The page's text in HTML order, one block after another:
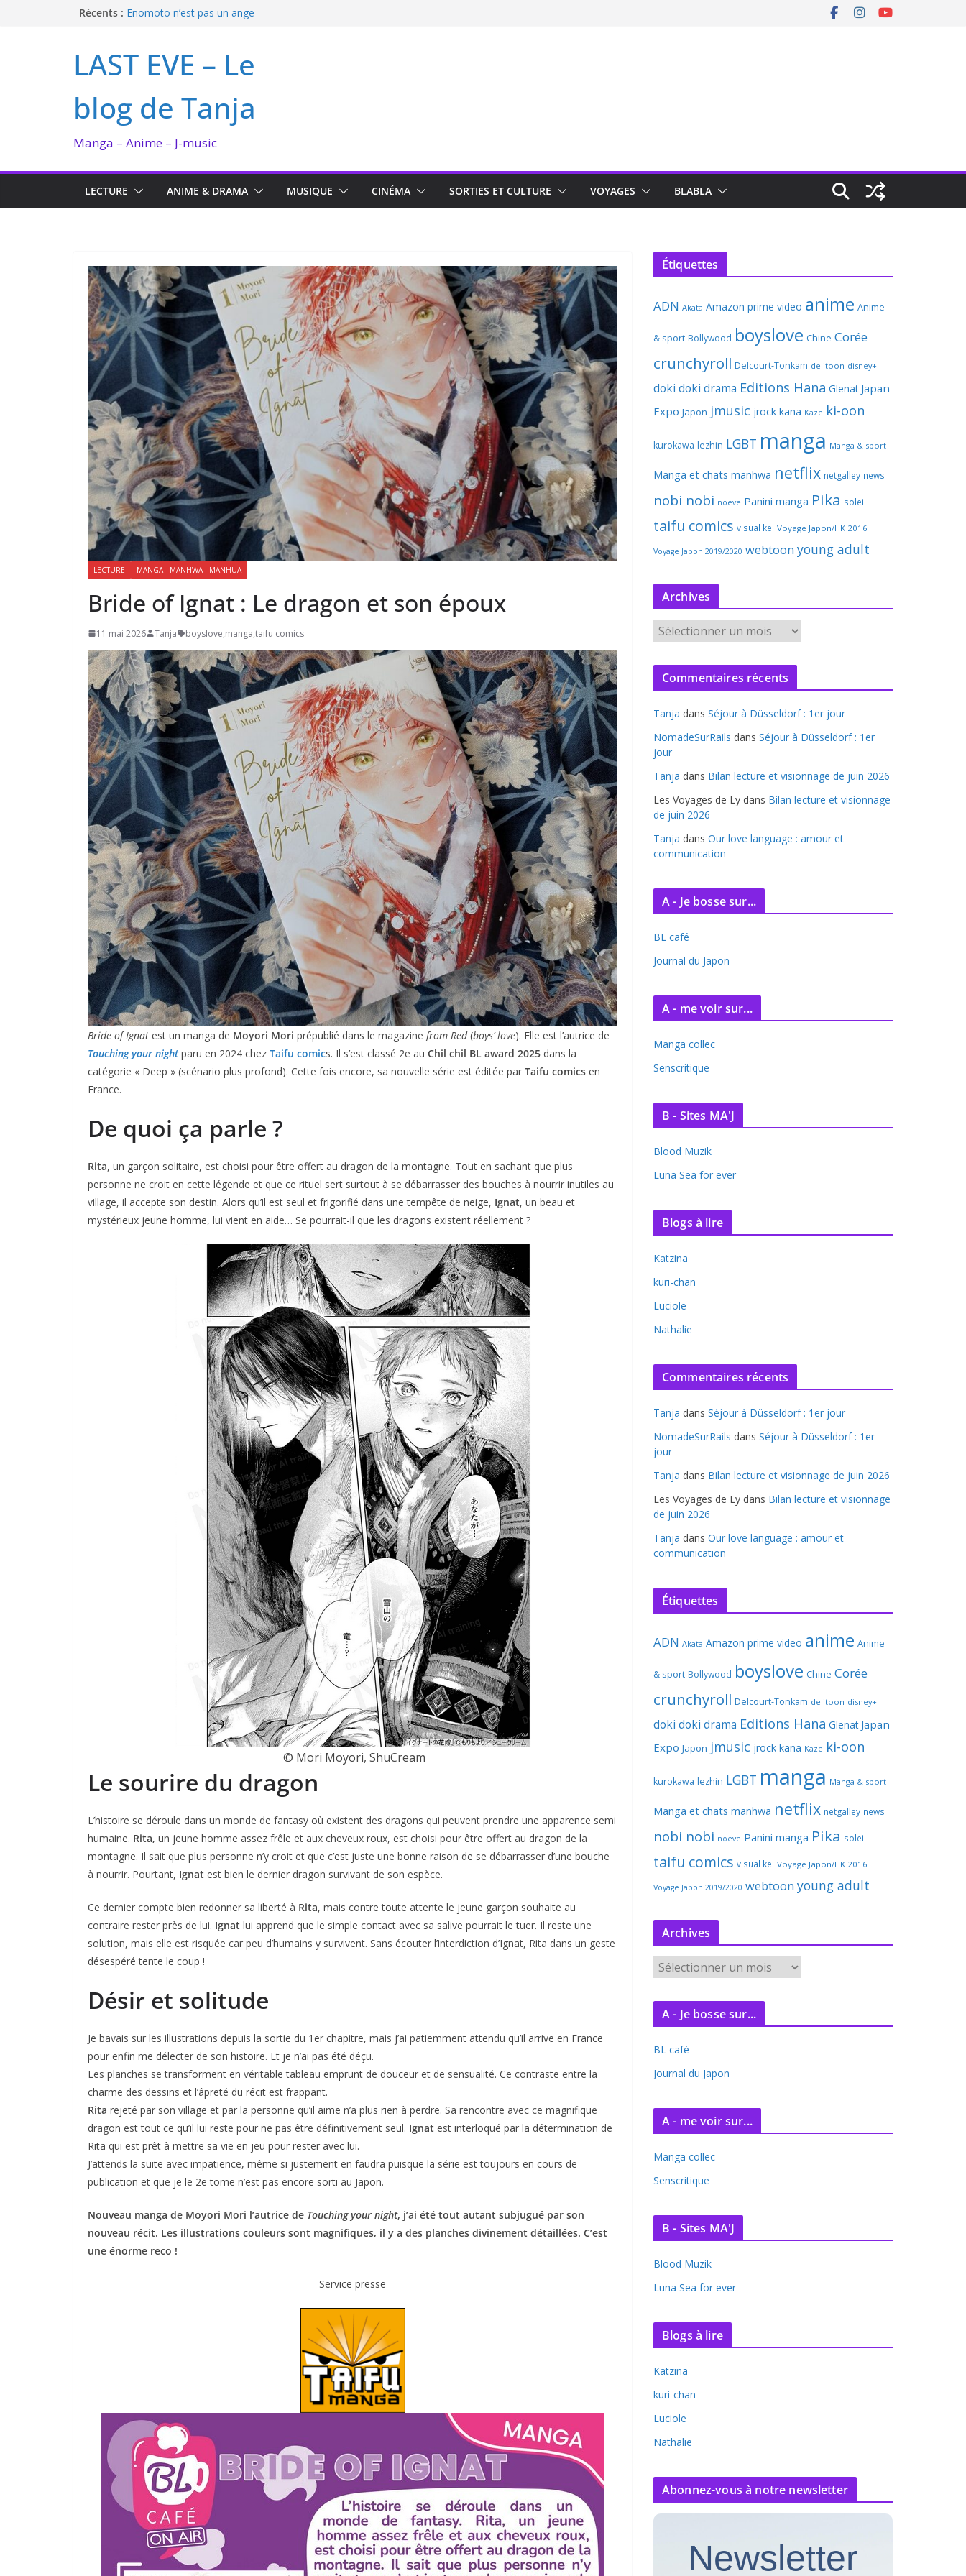
Récents : Enomoto n’est pas un ange
Ma collection BANANA FISH
I’m not in love de Zeniko Sumiya
LAST EVE – Le
blog de Tanja
Manga – Anime – J-music
LECTURE ANIME & DRAMA MUSIQUE CINÉMA SORTIES ET CULTURE VOYAGES BLABLA
LECTURE MANGA - MANHWA - MANHUA
Bride of Ignat : Le dragon et son époux
11 mai 2026 Tanja boyslove,manga,taifu comics
Bride of Ignat est un manga de Moyori Mori prépublié dans le magazine from Red(boys’ love). Elle est l’autrice de
Touching your night paru en 2024 chez Taifu comics. Il s’est classé 2e au Chil chil BL award 2025 dans la
catégorie « Deep » (scénario plus profond). Cette fois encore, sa nouvelle série est éditée par Taifu comics en
France.
De quoi ça parle ?
Rita, un garçon solitaire, est choisi pour être offert au dragon de la montagne. Tout en sachant que plus
personne ne croit en cette légende et que ce rituel sert surtout à se débarrasser des bouches à nourrir inutiles au
village, il accepte son destin. Alors qu’il est seul et frigorifié dans une tempête de neige, Ignat, un beau et
mystérieux jeune homme, lui vient en aide… Se pourrait-il que les dragons existent réellement ?
© Mori Moyori, ShuCream
Le sourire du dragon
L’histoire se déroule dans un monde de fantasy où existent des dragons qui peuvent prendre une apparence semi
humaine. Rita, un jeune homme assez frêle et aux cheveux roux, est choisi pour être offert au dragon de la
montagne. Il sait que plus personne n’y croit et que c’est juste une bonne raison de se débarrasser d’une bouche
à nourrir. Pourtant, Ignat est bien le dernier dragon survivant de son espèce.
Ce dernier compte bien redonner sa liberté à Rita, mais contre toute attente le jeune garçon souhaite au
contraire rester près de lui. Ignat lui apprend que le simple contact avec sa salive pourrait le tuer. Il reste une
solution, mais elle est risquée car peu d’humains y survivent. Sans écouter l’interdiction d’Ignat, Rita dans un geste
désespéré tente le coup !
Désir et solitude
Je bavais sur les illustrations depuis la sortie du 1er chapitre, mais j’ai patiemment attendu qu’il arrive en France
pour enfin me délecter de son histoire. Et je n’ai pas été déçu.
Les planches se transforment en véritable tableau emprunt de douceur et de sensualité. Ce contraste entre la
charme des dessins et l’âpreté du récit est frappant.
Rita rejeté par son village et par la personne qu’il aime n’a plus rien à perdre. Sa rencontre avec ce magnifique
dragon est tout ce qu’il lui reste pour ne pas être définitivement seul. Ignat est interloqué par la détermination de
Rita qui est prêt à mettre sa vie en jeu pour rester avec lui.
J’attends la suite avec impatience, même si justement en faudra puisque la série est toujours en cours de
publication et que je le 2e tome n’est pas encore sorti au Japon.
Nouveau manga de Moyori Mori l’autrice de Touching your night, j’ai été tout autant subjugué par son
nouveau récit. Les illustrations couleurs sont magnifiques, il y a des planches divinement détaillées. C’est
une énorme reco !
Service presse
Étiquettes
ADN Akata Amazon prime video anime Anime
& sport Bollywood boyslove Chine Corée
crunchyroll Delcourt-Tonkam delitoon disney+
doki doki drama Editions Hana Glenat Japan
Expo Japon jmusic jrock kana Kaze ki-oon
kurokawa lezhin LGBT manga Manga & sport
Manga et chats manhwa netflix netgalley news
nobi nobi noeve Panini manga Pika soleil
taifu comics visual kei Voyage Japon/HK 2016
Voyage Japon 2019/2020 webtoon young adult
Archives
r
c
v
e
s
Commentaires récents
Tanja dans Séjour à Düsseldorf : 1er jour
NomadeSurRails dans Séjour à Düsseldorf : 1er
jour
Tanja dans Bilan lecture et visionnage de juin 2026
Les Voyages de Ly dans Bilan lecture et visionnage
de juin 2026
Tanja dans Our love language : amour et
communication
A - Je bosse sur...
BL café
Journal du Japon
A - me voir sur...
Manga collec
Senscritique
B - Sites MA'J
Blood Muzik
Luna Sea for ever
Blogs à lire
Katzina
kuri-chan
Luciole
Nathalie
Commentaires récents
Tanja dans Séjour à Düsseldorf : 1er jour
NomadeSurRails dans Séjour à Düsseldorf : 1er
jour
Tanja dans Bilan lecture et visionnage de juin 2026
Les Voyages de Ly dans Bilan lecture et visionnage
de juin 2026
Tanja dans Our love language : amour et
communication
Étiquettes
ADN Akata Amazon prime video anime Anime
& sport Bollywood boyslove Chine Corée
crunchyroll Delcourt-Tonkam delitoon disney+
doki doki drama Editions Hana Glenat Japan
Expo Japon jmusic jrock kana Kaze ki-oon
kurokawa lezhin LGBT manga Manga & sport
Manga et chats manhwa netflix netgalley news
nobi nobi noeve Panini manga Pika soleil
taifu comics visual kei Voyage Japon/HK 2016
Voyage Japon 2019/2020 webtoon young adult
Archives
r
c
v
e
A - Je bosse sur...
BL café
Journal du Japon
A - me voir sur...
Manga collec
Senscritique
B - Sites MA'J
Blood Muzik
Luna Sea for ever
Blogs à lire
Katzina
kuri-chan
Luciole
Nathalie
Abonnez-vous à notre newsletter
Newsletter